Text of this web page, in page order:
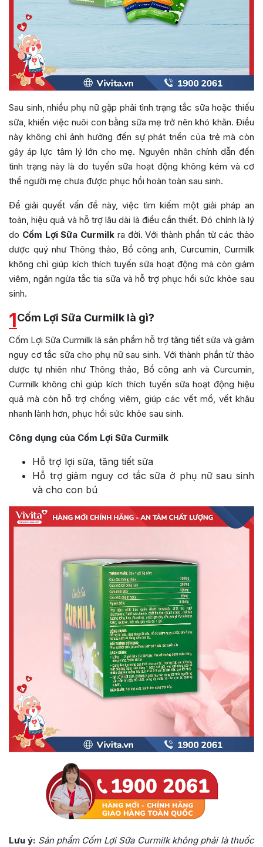
Sau sinh, nhiều phụ nữ gặp phải tình trạng tắc sữa hoặc thiếu
sữa, khiến việc nuôi con bằng sữa mẹ trở nên khó khăn. Điều
này không chỉ ảnh hưởng đến sự phát triển của trẻ mà còn
gây áp lực tâm lý lớn cho mẹ. Nguyên nhân chính dẫn đến
tình trạng này là do tuyến sữa hoạt động không kém và cơ
thể người mẹ chưa được phục hồi hoàn toàn sau sinh.
Để giải quyết vấn đề này, việc tìm kiếm một giải pháp an
toàn, hiệu quả và hỗ trợ lâu dài là điều cần thiết. Đó chính là lý
do Cốm Lợi Sữa Curmilk ra đời. Với thành phần từ các thảo
dược quý như Thông thảo, Bồ công anh, Curcumin, Curmilk
không chỉ giúp kích thích tuyến sữa hoạt động mà còn giảm
viêm, ngăn ngừa tắc tia sữa và hỗ trợ phục hồi sức khỏe sau
sinh.
1Cốm Lợi Sữa Curmilk là gì?
Cốm Lợi Sữa Curmilk là sản phẩm hỗ trợ tăng tiết sữa và giảm
nguy cơ tắc sữa cho phụ nữ sau sinh. Với thành phần từ thảo
dược tự nhiên như Thông thảo, Bồ công anh và Curcumin,
Curmilk không chỉ giúp kích thích tuyến sữa hoạt động hiệu
quả mà còn hỗ trợ chống viêm, giúp các vết mổ, vết khâu
nhanh lành hơn, phục hồi sức khỏe sau sinh.
Công dụng của Cốm Lợi Sữa Curmilk
Hỗ trợ lợi sữa, tăng tiết sữa
Hỗ trợ giảm nguy cơ tắc sữa ở phụ nữ sau sinh
và cho con bú
Lưu ý: Sản phẩm Cốm Lợi Sữa Curmilk không phải là thuốc